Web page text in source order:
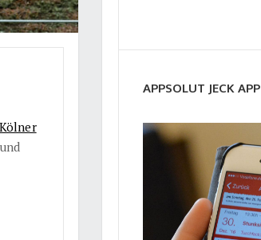
Kölner
APPSOLUT JECK APP